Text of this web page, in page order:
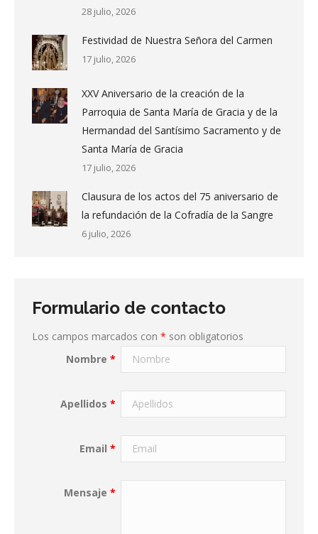
28 julio, 2026
Festividad de Nuestra Señora del Carmen
17 julio, 2026
XXV Aniversario de la creación de la
Parroquia de Santa María de Gracia y de la
Hermandad del Santísimo Sacramento y de
Santa María de Gracia
17 julio, 2026
Clausura de los actos del 75 aniversario de
la refundación de la Cofradía de la Sangre
6 julio, 2026
Formulario de contacto
Los campos marcados con * son obligatorios
Nombre*
Apellidos*
Email*
Mensaje*